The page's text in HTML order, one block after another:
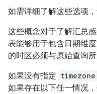
如需详细了解这些选项
这些概念对于了解汇总
表能够用于包含日期维
的时区必须与原始查询
如果没有指定 timezone
如果存在以下任一情况